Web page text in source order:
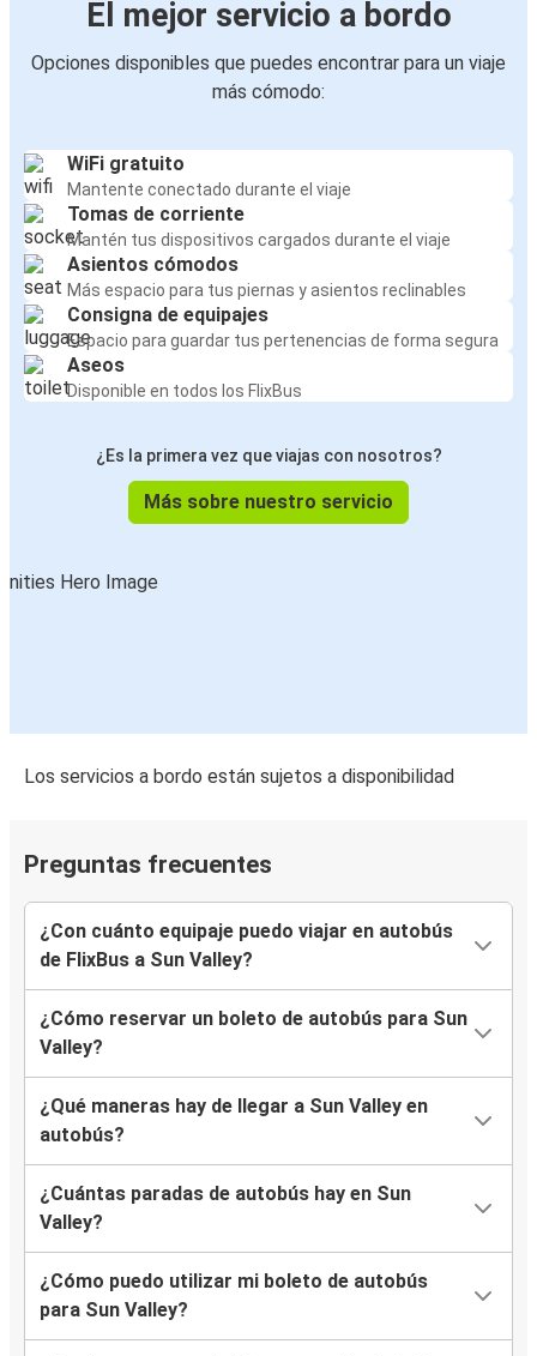
El mejor servicio a bordo
Opciones disponibles que puedes encontrar para un viaje
más cómodo:
WiFi gratuito
Mantente conectado durante el viaje
Tomas de corriente
Mantén tus dispositivos cargados durante el viaje
Asientos cómodos
Más espacio para tus piernas y asientos reclinables
Consigna de equipajes
Espacio para guardar tus pertenencias de forma segura
Aseos
Disponible en todos los FlixBus
¿Es la primera vez que viajas con nosotros?
Más sobre nuestro servicio
Los servicios a bordo están sujetos a disponibilidad
Preguntas frecuentes
¿Con cuánto equipaje puedo viajar en autobús
de FlixBus a Sun Valley?
¿Cómo reservar un boleto de autobús para Sun
Valley?
¿Qué maneras hay de llegar a Sun Valley en
autobús?
¿Cuántas paradas de autobús hay en Sun
Valley?
¿Cómo puedo utilizar mi boleto de autobús
para Sun Valley?